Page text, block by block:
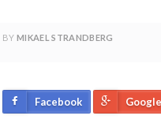
BY MIKAEL STRANDBERG
Facebook